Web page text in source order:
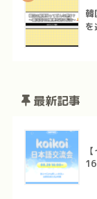
韓
を
最新記事